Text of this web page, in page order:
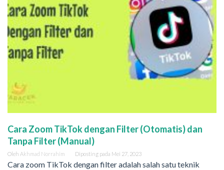
Cara Zoom TikTok dengan Filter (Otomatis) dan
Tanpa Filter (Manual)
Oleh Akhmad Norrahim Diposting pada Mei 27, 2023
Cara zoom TikTok dengan filter adalah salah satu teknik